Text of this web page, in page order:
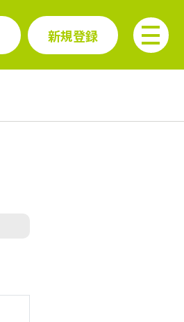
新規登録